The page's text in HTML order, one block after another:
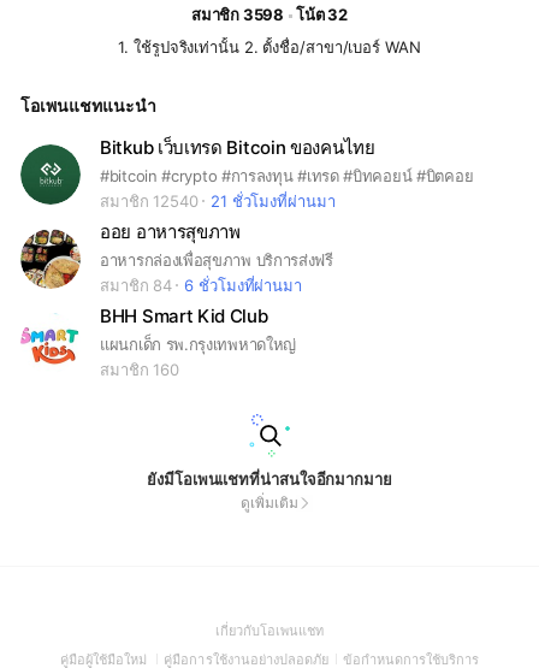
สมาชิก 3598
โน้ต 32
1. ใช้รูปจริงเท่านั้น 2. ตั้งชื่อ/สาขา/เบอร์ WAN
โอเพนแชทแนะนำ
Bitkub เว็บเทรด Bitcoin ของคนไทย
#bitcoin #crypto #การลงทุน #เทรด #บิทคอยน์ #บิตคอย
สมาชิก 12540
21 ชั่วโมงที่ผ่านมา
ออย อาหารสุขภาพ
อาหารกล่องเพื่อสุขภาพ บริการส่งฟรี
สมาชิก 84
6 ชั่วโมงที่ผ่านมา
BHH Smart Kid Club
แผนกเด็ก รพ.กรุงเทพหาดใหญ่
สมาชิก 160
ยังมีโอเพนแชทที่น่าสนใจอีกมากมาย
ดูเพิ่มเติม
เกี่ยวกับโอเพนแชท(Open
in
คู่มือผู้ใช้มือใหม่ (Open
คู่มือการใช้งานอย่างปลอดภัย(Open
ข้อกำหนดการใช้บริการ(Open